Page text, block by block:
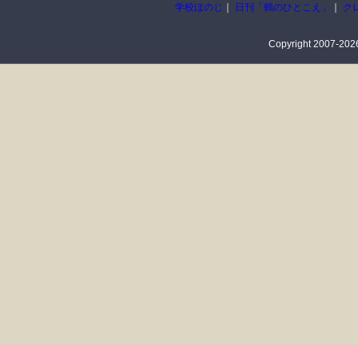
学校ほのじ ｜ 日刊「鶴のひとこえ」 ｜ ク
Copyright 2007-